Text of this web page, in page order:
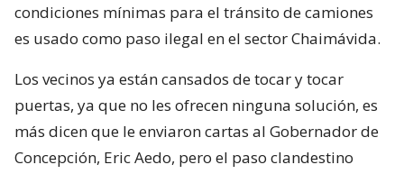
condiciones mínimas para el tránsito de camiones
es usado como paso ilegal en el sector Chaimávida.
Los vecinos ya están cansados de tocar y tocar
puertas, ya que no les ofrecen ninguna solución, es
más dicen que le enviaron cartas al Gobernador de
Concepción, Eric Aedo, pero el paso clandestino